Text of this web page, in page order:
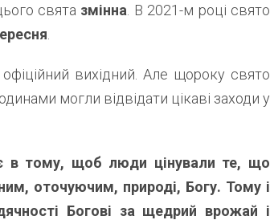
свята змінна . В 2021-м році свято
вихідний. Але щороку свято
могли відвідати цікаві заходи у
в тому, щоб люди цінували те, що
оточуючим, природі, Богу. Тому і
Богові за щедрий врожай і